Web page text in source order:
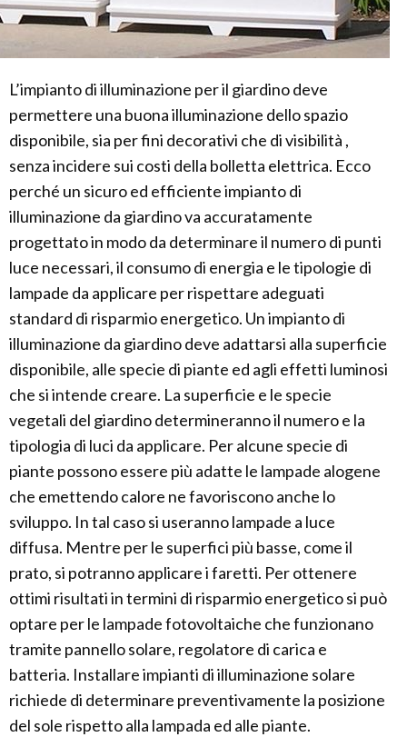
L’impianto di illuminazione per il giardino deve
permettere una buona illuminazione dello spazio
disponibile, sia per fini decorativi che di visibilità ,
senza incidere sui costi della bolletta elettrica. Ecco
perché un sicuro ed efficiente impianto di
illuminazione da giardino va accuratamente
progettato in modo da determinare il numero di punti
luce necessari, il consumo di energia e le tipologie di
lampade da applicare per rispettare adeguati
standard di risparmio energetico. Un impianto di
illuminazione da giardino deve adattarsi alla superficie
disponibile, alle specie di piante ed agli effetti luminosi
che si intende creare. La superficie e le specie
vegetali del giardino determineranno il numero e la
tipologia di luci da applicare. Per alcune specie di
piante possono essere più adatte le lampade alogene
che emettendo calore ne favoriscono anche lo
sviluppo. In tal caso si useranno lampade a luce
diffusa. Mentre per le superfici più basse, come il
prato, si potranno applicare i faretti. Per ottenere
ottimi risultati in termini di risparmio energetico si può
optare per le lampade fotovoltaiche che funzionano
tramite pannello solare, regolatore di carica e
batteria. Installare impianti di illuminazione solare
richiede di determinare preventivamente la posizione
del sole rispetto alla lampada ed alle piante.